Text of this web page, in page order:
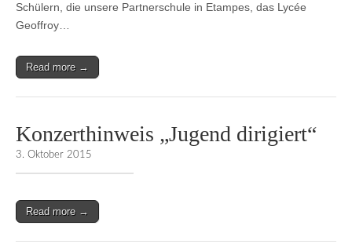
Schülern, die unsere Partnerschule in Etampes, das Lycée
Geoffroy…
Read more →
Konzerthinweis „Jugend dirigiert“
3. Oktober 2015
Read more →